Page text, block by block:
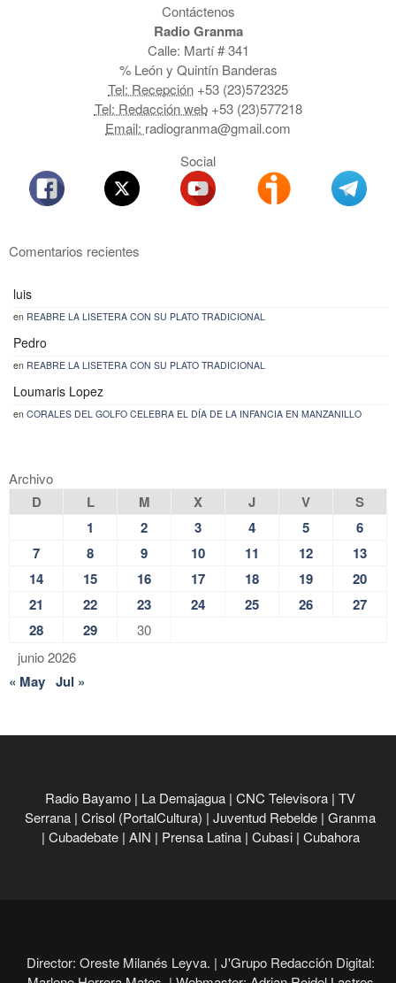
Contáctenos
Radio Granma
Calle: Martí # 341
% León y Quintín Banderas
Tel: Recepción +53 (23)572325
Tel: Redacción web+53 (23)577218
Email: radiogranma@gmail.com
Social
Comentarios recientes
luis
en REABRE LA LISETERA CON SU PLATO TRADICIONAL
Pedro
en REABRE LA LISETERA CON SU PLATO TRADICIONAL
Loumaris Lopez
en CORALES DEL GOLFO CELEBRA EL DÍA DE LA INFANCIA EN MANZANILLO
Archivo
junio 2026
D L M X J V
S
1
2 3 4 5
6
7
8 9 10 11 12
13
14
15 16 17 18 19
20
21
22 23 24 25 26
27
28
29 30
« May Jul »
Radio Bayamo | La Demajagua | CNC Televisora | TV
Serrana | Crisol (PortalCultura) | Juventud Rebelde | Granma
| Cubadebate | AIN | Prensa Latina | Cubasi | Cubahora
Director: Oreste Milanés Leyva. | J'Grupo Redacción Digital: